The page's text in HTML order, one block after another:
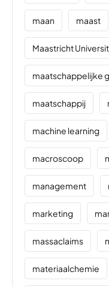
maan maast
Maastricht
maatschappelijke
maatschappij
machine learning
macroscoop
management
marketing
massaclaims
materiaalchemie